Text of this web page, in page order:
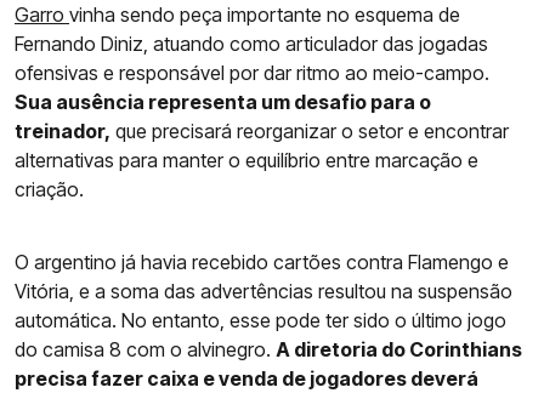
Garro vinha sendo peça importante no esquema de
Fernando Diniz, atuando como articulador das jogadas
ofensivas e responsável por dar ritmo ao meio-campo.
Sua ausência representa um desafio para o
treinador, que precisará reorganizar o setor e encontrar
alternativas para manter o equilíbrio entre marcação e
criação.
O argentino já havia recebido cartões contra Flamengo e
Vitória, e a soma das advertências resultou na suspensão
automática. No entanto, esse pode ter sido o último jogo
do camisa 8 com o alvinegro. A diretoria do Corinthians
precisa fazer caixa e venda de jogadores deverá